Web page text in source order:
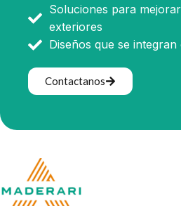
Soluciones para
exteriores
Diseños que se
Contactanos